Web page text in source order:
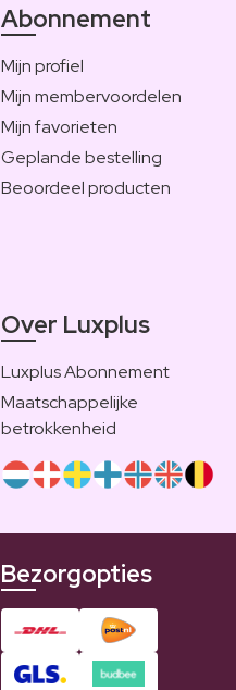
Abonnement
Mijn profiel
Mijn membervoordelen
Mijn favorieten
Geplande bestelling
Beoordeel producten
Over Luxplus
Luxplus Abonnement
Maatschappelijke
betrokkenheid
Bezorgopties